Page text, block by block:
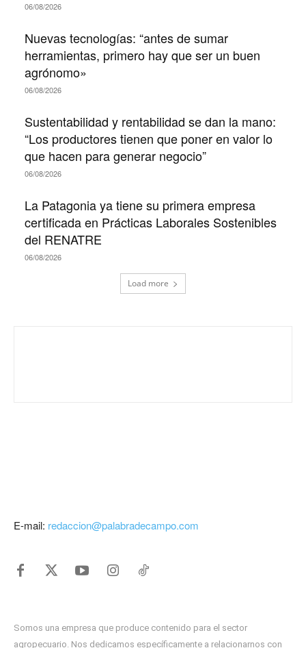
06/08/2026
Nuevas tecnologías: “antes de sumar
herramientas, primero hay que ser un buen
agrónomo»
06/08/2026
Sustentabilidad y rentabilidad se dan la mano:
“Los productores tienen que poner en valor lo
que hacen para generar negocio”
06/08/2026
La Patagonia ya tiene su primera empresa
certificada en Prácticas Laborales Sostenibles
del RENATRE
06/08/2026
Load more
E-mail: redaccion@palabradecampo.com
Somos una empresa que produce contenido para el sector
agropecuario. Nos dedicamos específicamente a relacionarnos con